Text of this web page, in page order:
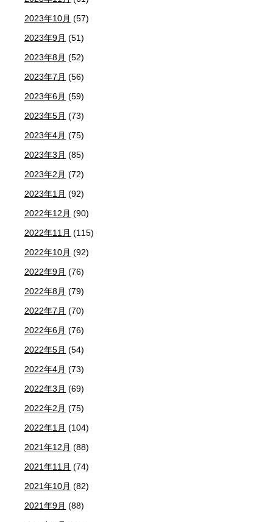
2023年10月 (57)
2023年9月 (51)
2023年8月 (52)
2023年7月 (56)
2023年6月 (59)
2023年5月 (73)
2023年4月 (75)
2023年3月 (85)
2023年2月 (72)
2023年1月 (92)
2022年12月 (90)
2022年11月 (115)
2022年10月 (92)
2022年9月 (76)
2022年8月 (79)
2022年7月 (70)
2022年6月 (76)
2022年5月 (54)
2022年4月 (73)
2022年3月 (69)
2022年2月 (75)
2022年1月 (104)
2021年12月 (88)
2021年11月 (74)
2021年10月 (82)
2021年9月 (88)